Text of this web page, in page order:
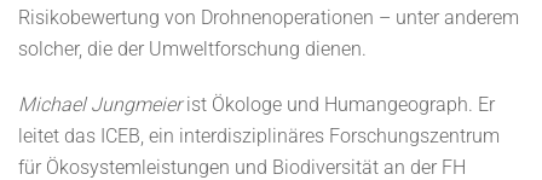
Risikobewertung von Drohnenoperationen – unter anderem
solcher, die der Umweltforschung dienen.
Michael Jungmeierist Ökologe und Humangeograph. Er
leitet das ICEB, ein interdisziplinäres Forschungszentrum
für Ökosystemleistungen und Biodiversität an der FH